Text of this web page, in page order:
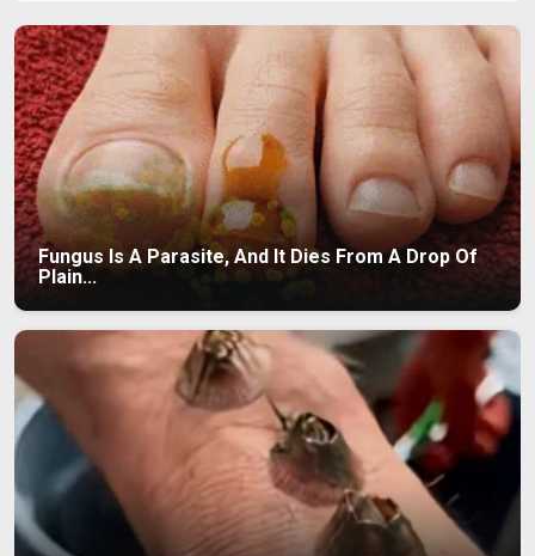
Fungus Is A Parasite, And It Dies From A Drop Of
Plain...